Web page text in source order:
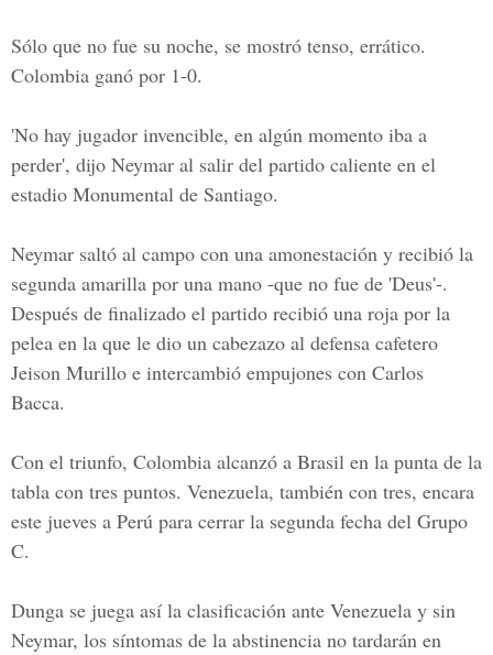
Sólo que no fue su noche, se mostró tenso, errático.
Colombia ganó por 1-0.
'No hay jugador invencible, en algún momento iba a
perder', dijo Neymar al salir del partido caliente en el
estadio Monumental de Santiago.
Neymar saltó al campo con una amonestación y recibió la
segunda amarilla por una mano -que no fue de 'Deus'-.
Después de finalizado el partido recibió una roja por la
pelea en la que le dio un cabezazo al defensa cafetero
Jeison Murillo e intercambió empujones con Carlos
Bacca.
Con el triunfo, Colombia alcanzó a Brasil en la punta de la
tabla con tres puntos. Venezuela, también con tres, encara
este jueves a Perú para cerrar la segunda fecha del Grupo
C.
Dunga se juega así la clasificación ante Venezuela y sin
Neymar, los síntomas de la abstinencia no tardarán en